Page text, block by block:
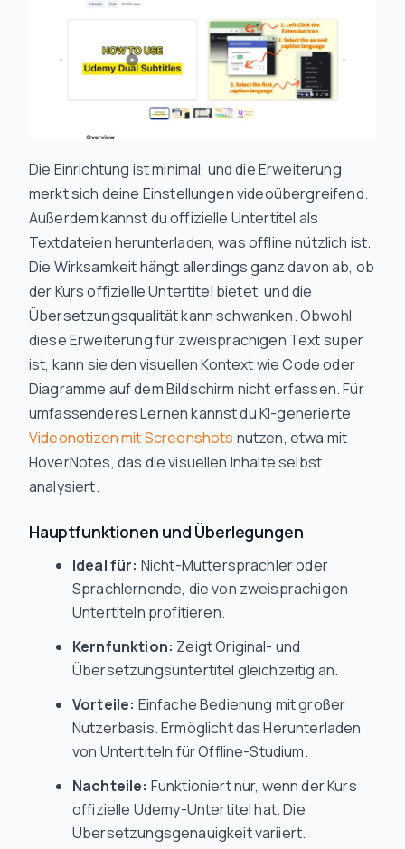
Die Einrichtung ist minimal, und die Erweiterung
merkt sich deine Einstellungen videoübergreifend.
Außerdem kannst du offizielle Untertitel als
Textdateien herunterladen, was offline nützlich ist.
Die Wirksamkeit hängt allerdings ganz davon ab, ob
der Kurs offizielle Untertitel bietet, und die
Übersetzungsqualität kann schwanken. Obwohl
diese Erweiterung für zweisprachigen Text super
ist, kann sie den visuellen Kontext wie Code oder
Diagramme auf dem Bildschirm nicht erfassen. Für
umfassenderes Lernen kannst du KI-generierte
Videonotizen mit Screenshots nutzen, etwa mit
HoverNotes, das die visuellen Inhalte selbst
analysiert.
Hauptfunktionen und Überlegungen
Ideal für: Nicht-Muttersprachler oder
Sprachlernende, die von zweisprachigen
Untertiteln profitieren.
Kernfunktion: Zeigt Original- und
Übersetzungsuntertitel gleichzeitig an.
Vorteile: Einfache Bedienung mit großer
Nutzerbasis. Ermöglicht das Herunterladen
von Untertiteln für Offline-Studium.
Nachteile: Funktioniert nur, wenn der Kurs
offizielle Udemy-Untertitel hat. Die
Übersetzungsgenauigkeit variiert.